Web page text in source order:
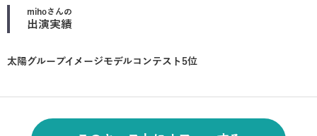
mihoさんの
出演実績
太陽グループイメージモデルコンテスト5位